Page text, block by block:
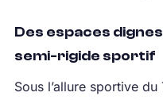
Des espaces
semi-rigide sportif
Sous l’allure sportive